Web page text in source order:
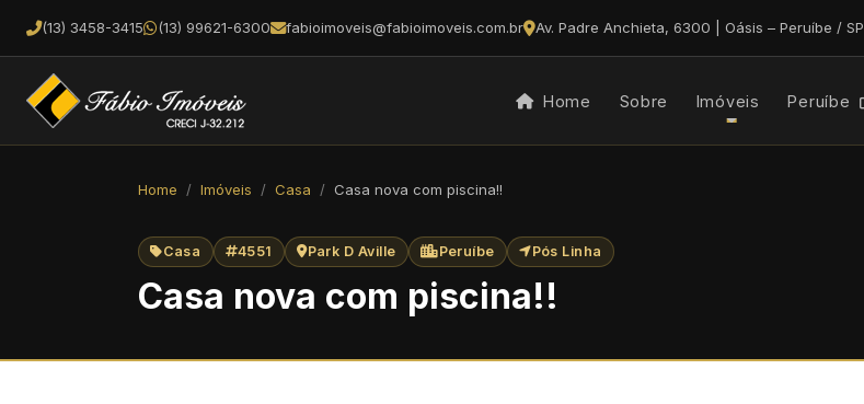
(13) 3458-3415 (13) 99621-6300 fabioimoveis@fabioimoveis.com.br Av. Padre Anchieta, 6300 | Oásis – Peruíbe / SP
Home Sobre Imóveis Peruíbe
Home Imóveis Casa Casa nova com piscina!!
Casa 4551 Park D Aville Peruíbe Pós Linha
Casa nova com piscina!!